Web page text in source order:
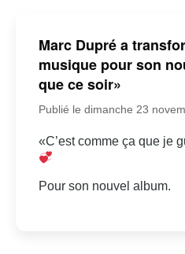
Marc Dupré a
musique pour son
que ce soir»
Publié le dimanche 23
«C’est comme ça que je
Pour son nouvel album.